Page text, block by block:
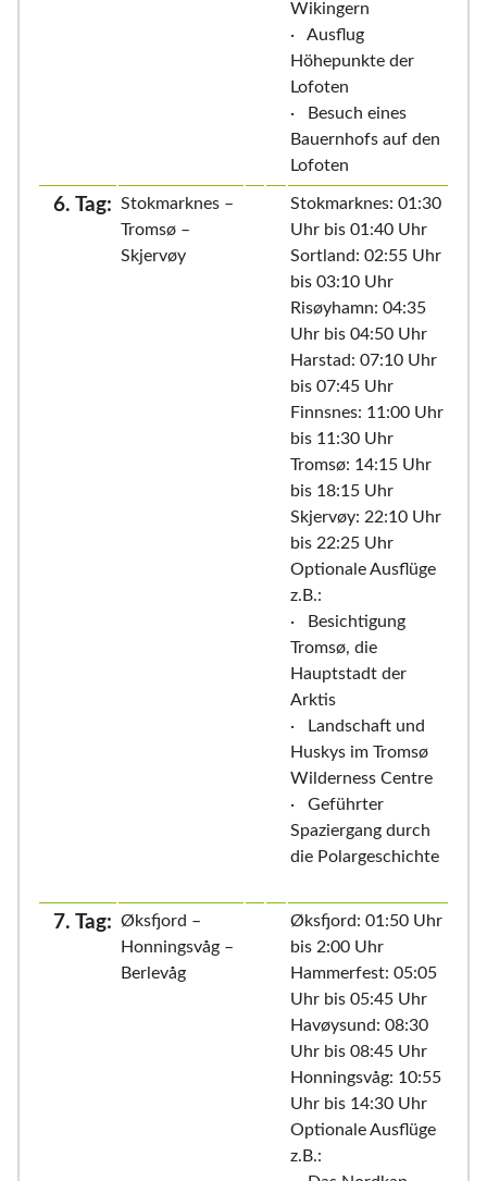
Wikingern
· Ausflug
Höhepunkte der
Lofoten
· Besuch eines
Bauernhofs auf den
Lofoten
6. Tag: Stokmarknes –
Tromsø –
Skjervøy
Stokmarknes: 01:30
Uhr bis 01:40 Uhr
Sortland: 02:55 Uhr
bis 03:10 Uhr
Risøyhamn: 04:35
Uhr bis 04:50 Uhr
Harstad: 07:10 Uhr
bis 07:45 Uhr
Finnsnes: 11:00 Uhr
bis 11:30 Uhr
Tromsø: 14:15 Uhr
bis 18:15 Uhr
Skjervøy: 22:10 Uhr
bis 22:25 Uhr
Optionale Ausflüge
z.B.:
· Besichtigung
Tromsø, die
Hauptstadt der
Arktis
· Landschaft und
Huskys im Tromsø
Wilderness Centre
· Geführter
Spaziergang durch
die Polargeschichte
7. Tag: Øksfjord –
Honningsvåg –
Berlevåg
Øksfjord: 01:50 Uhr
bis 2:00 Uhr
Hammerfest: 05:05
Uhr bis 05:45 Uhr
Havøysund: 08:30
Uhr bis 08:45 Uhr
Honningsvåg: 10:55
Uhr bis 14:30 Uhr
Optionale Ausflüge
z.B.: